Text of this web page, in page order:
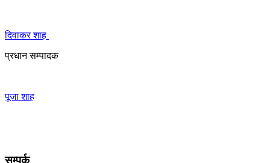
दिवाकर शाह
प्रधान सम्पादक
पूजा शाह